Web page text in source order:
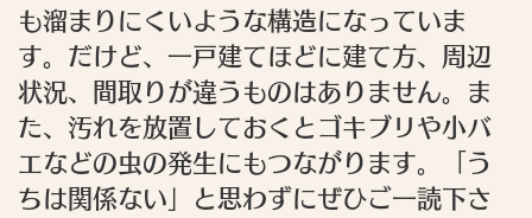
も溜まりにくいような構造になっていま
す。だけど、一戸建てほどに建て方、周辺
状況、間取りが違うものはありません。ま
た、汚れを放置しておくとゴキブリや小バ
エなどの虫の発生にもつながります。「う
ちは関係ない」と思わずにぜひご一読下さ